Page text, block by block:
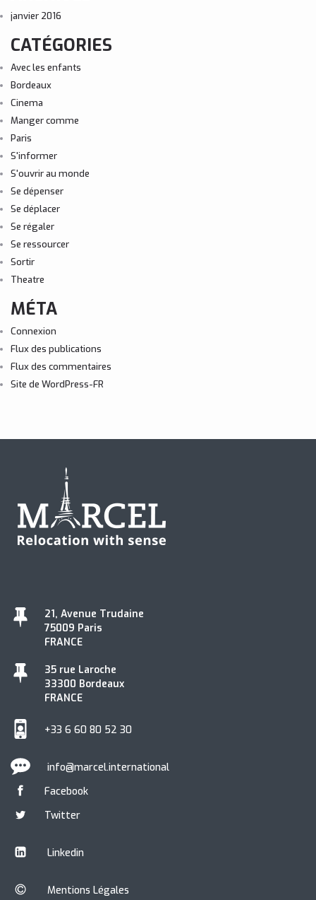
janvier 2016
CATÉGORIES
Avec les enfants
Bordeaux
Cinema
Manger comme
Paris
S'informer
S'ouvrir au monde
Se dépenser
Se déplacer
Se régaler
Se ressourcer
Sortir
Theatre
MÉTA
Connexion
Flux des publications
Flux des commentaires
Site de WordPress-FR
21, Avenue Trudaine
75009 Paris
FRANCE
35 rue Laroche
33300 Bordeaux
FRANCE
+33 6 60 80 52 30
info@marcel.international
Facebook
Twitter
Linkedin
Mentions Légales